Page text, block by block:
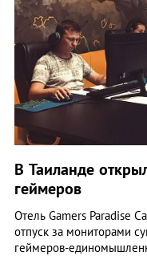
В Таиланде
геймеров
Отель Gamers Paradise
отпуск за мониторами
геймеров-